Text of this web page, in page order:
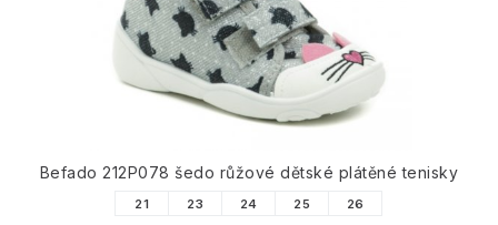
Befado 212P078 šedo růžové dětské plátěné tenisky
21 23 24 25 26